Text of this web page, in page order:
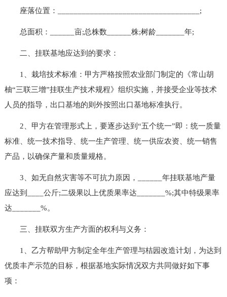
座落位置：___________________________________;
总面积：______亩;总株数______株;树龄_______年;
二、挂联基地应达到的要求：
1、栽培技术标准：甲方严格按照农业部门制定的《常山胡
柚“三联三增”挂联生产技术规程》组织实施，并接受企业等技术
人员的指导，出口基地的则外按照出口基地标准执行。
2、甲方在管理形式上，要逐步达到“五个统一”即：统一质量
标准、统一技术指导、统一生产管理、统一供应农资、统一销售
产品，以确保产量和质量规格。
3、如无自然灾害等不可抗力原因，______年挂联基地产量
应达到____公斤;二级果以上优质果率达_______%;其中特级果率
达_______%。
三、挂联双方生产方面的权利与义务：
1、乙方帮助甲方制定全年生产管理与桔园改造计划，为达到
优质丰产示范的目标，根据基地实际情况双方共同做好如下事
项：